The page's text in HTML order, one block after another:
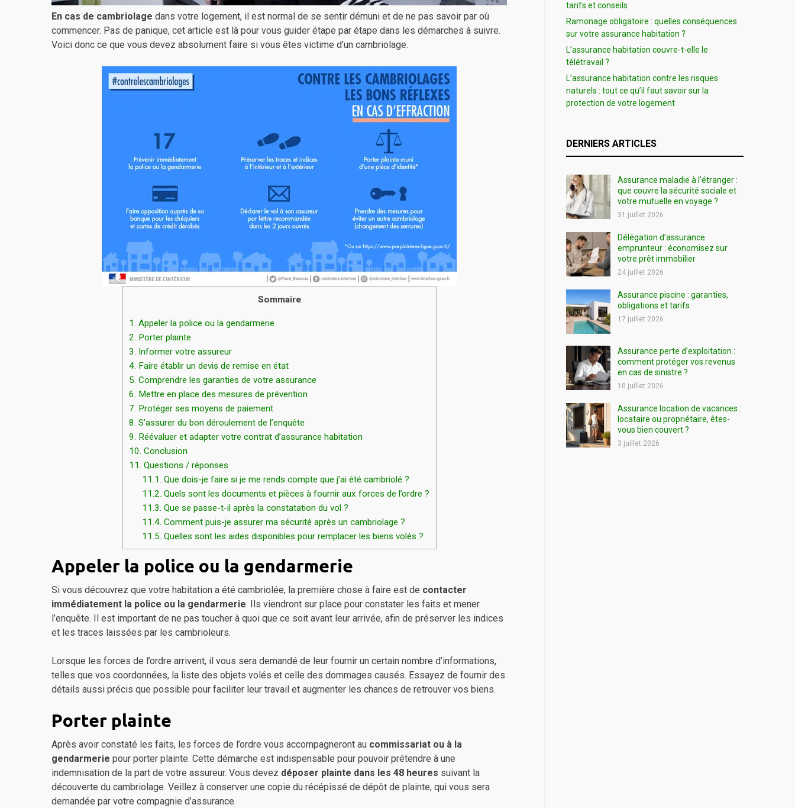
En cas de cambriolage dans votre logement, il est normal de se sentir démuni et de ne pas savoir par où
commencer. Pas de panique, cet article est là pour vous guider étape par étape dans les démarches à suivre.
Voici donc ce que vous devez absolument faire si vous êtes victime d’un cambriolage.
Sommaire
1. Appeler la police ou la gendarmerie
2. Porter plainte
3. Informer votre assureur
4. Faire établir un devis de remise en état
5. Comprendre les garanties de votre assurance
6. Mettre en place des mesures de prévention
7. Protéger ses moyens de paiement
8. S’assurer du bon déroulement de l’enquête
9. Réévaluer et adapter votre contrat d’assurance habitation
10. Conclusion
11. Questions / réponses
11.1. Que dois-je faire si je me rends compte que j’ai été cambriolé ?
11.2. Quels sont les documents et pièces à fournir aux forces de l’ordre ?
11.3. Que se passe-t-il après la constatation du vol ?
11.4. Comment puis-je assurer ma sécurité après un cambriolage ?
11.5. Quelles sont les aides disponibles pour remplacer les biens volés ?
Appeler la police ou la gendarmerie
Si vous découvrez que votre habitation a été cambriolée, la première chose à faire est de contacter
immédiatement la police ou la gendarmerie. Ils viendront sur place pour constater les faits et mener
l’enquête. Il est important de ne pas toucher à quoi que ce soit avant leur arrivée, afin de préserver les indices
et les traces laissées par les cambrioleurs.
Lorsque les forces de l’ordre arrivent, il vous sera demandé de leur fournir un certain nombre d’informations,
telles que vos coordonnées, la liste des objets volés et celle des dommages causés. Essayez de fournir des
détails aussi précis que possible pour faciliter leur travail et augmenter les chances de retrouver vos biens.
Porter plainte
Après avoir constaté les faits, les forces de l’ordre vous accompagneront au commissariat ou à la
gendarmerie pour porter plainte. Cette démarche est indispensable pour pouvoir prétendre à une
indemnisation de la part de votre assureur. Vous devez déposer plainte dans les 48 heures suivant la
découverte du cambriolage. Veillez à conserver une copie du récépissé de dépôt de plainte, qui vous sera
demandée par votre compagnie d’assurance.
tarifs et conseils
Ramonage obligatoire : quelles conséquences
sur votre assurance habitation ?
L’assurance habitation couvre-t-elle le
télétravail ?
L’assurance habitation contre les risques
naturels : tout ce qu’il faut savoir sur la
protection de votre logement
DERNIERS ARTICLES
Assurance maladie à l’étranger :
que couvre la sécurité sociale et
votre mutuelle en voyage ?
31 juillet 2026
Délégation d’assurance
emprunteur : économisez sur
votre prêt immobilier
24 juillet 2026
Assurance piscine : garanties,
obligations et tarifs
17 juillet 2026
Assurance perte d’exploitation :
comment protéger vos revenus
en cas de sinistre ?
10 juillet 2026
Assurance location de vacances :
locataire ou propriétaire, êtes-
vous bien couvert ?
3 juillet 2026